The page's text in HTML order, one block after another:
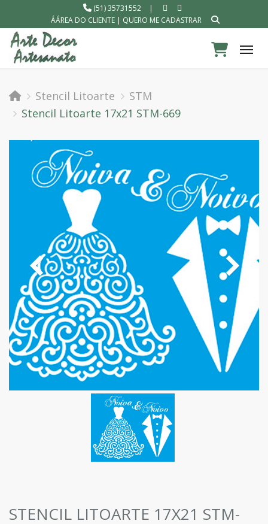
(51) 35731552
|
ÁÁREA DO CLIENTE| QUERO ME CADASTRAR
Stencil Litoarte
STM
Stencil Litoarte 17x21 STM-669
STENCIL LITOARTE 17X21 STM-